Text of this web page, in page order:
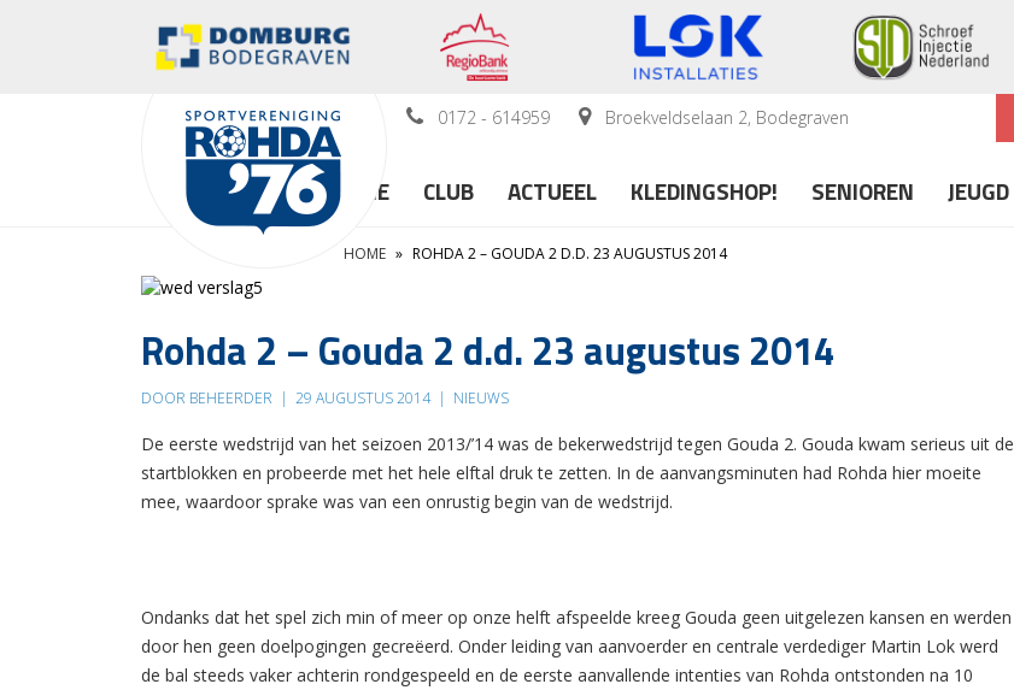
0172 - 614959 Broekveldselaan 2, Bodegraven
HOME CLUB ACTUEEL KLEDINGSHOP! SENIOREN JEUGD
HOME » ROHDA 2 – GOUDA 2 D.D. 23 AUGUSTUS 2014
Rohda 2 – Gouda 2 d.d. 23 augustus 2014
DOOR BEHEERDER | 29 AUGUSTUS 2014 | NIEUWS
De eerste wedstrijd van het seizoen 2013/’14 was de bekerwedstrijd tegen Gouda 2. Gouda kwam serieus uit de
startblokken en probeerde met het hele elftal druk te zetten. In de aanvangsminuten had Rohda hier moeite
mee, waardoor sprake was van een onrustig begin van de wedstrijd.
Ondanks dat het spel zich min of meer op onze helft afspeelde kreeg Gouda geen uitgelezen kansen en werden
door hen geen doelpogingen gecreëerd. Onder leiding van aanvoerder en centrale verdediger Martin Lok werd
de bal steeds vaker achterin rondgespeeld en de eerste aanvallende intenties van Rohda ontstonden na 10